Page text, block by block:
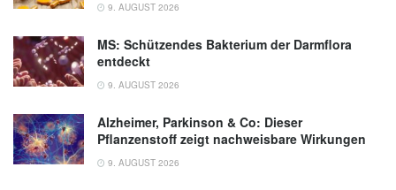
9. AUGUST 2026
MS: Schützendes Bakterium der Darmflora
entdeckt
9. AUGUST 2026
Alzheimer, Parkinson & Co: Dieser
Pflanzenstoff zeigt nachweisbare Wirkungen
9. AUGUST 2026